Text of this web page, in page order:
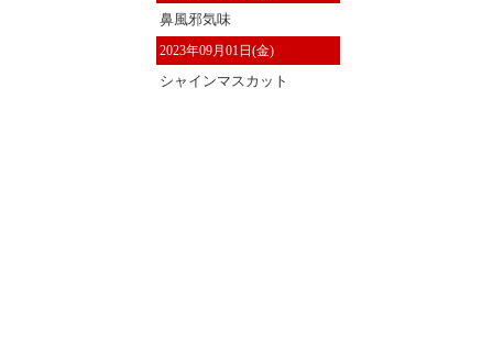
鼻風邪気味
2023年09月01日(金)
シャインマスカット